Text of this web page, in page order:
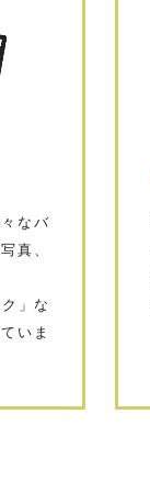
なバ
真、
」な
いま